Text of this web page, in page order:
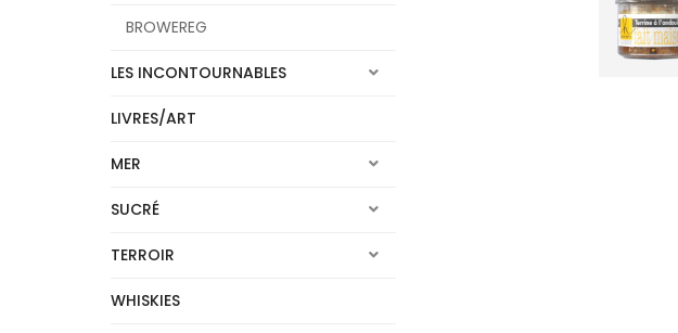
BROWEREG
LES INCONTOURNABLES
LIVRES/ART
MER
SUCRÉ
TERROIR
WHISKIES